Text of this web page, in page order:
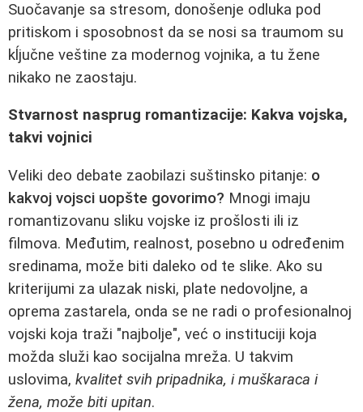
Suočavanje sa stresom, donošenje odluka pod
pritiskom i sposobnost da se nosi sa traumom su
kĺjučne veštine za modernog vojnika, a tu žene
nikako ne zaostaju.
Stvarnost nasprug romantizacije: Kakva vojska,
takvi vojnici
Veliki deo debate zaobilazi suštinsko pitanje: o
kakvoj vojsci uopšte govorimo? Mnogi imaju
romantizovanu sliku vojske iz prošlosti ili iz
filmova. Međutim, realnost, posebno u određenim
sredinama, može biti daleko od te slike. Ako su
kriterijumi za ulazak niski, plate nedovoljne, a
oprema zastarela, onda se ne radi o profesionalnoj
vojski koja traži "najbolje", već o instituciji koja
možda služi kao socijalna mreža. U takvim
uslovima, kvalitet svih pripadnika, i muškaraca i
žena, može biti upitan.